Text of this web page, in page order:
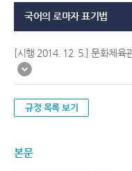
국어의 로마자 표기법
[시행 2014. 12. 5.] 문화체육
규정 목록 보기
본문